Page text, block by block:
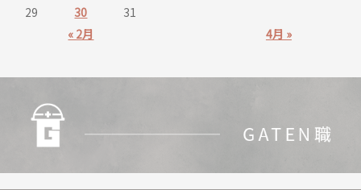
« 2月 4月 »
29
30 31